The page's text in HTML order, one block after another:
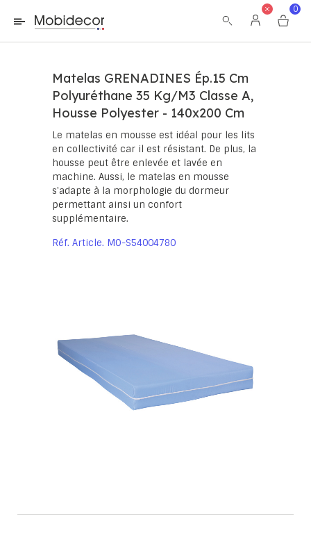
La boutique ne fonctionnera pas correctement dans le cas où
les cookies sont désactivés.
0
Matelas GRENADINES Ép.15 Cm
Polyuréthane 35 Kg/m3 Classe A,
Housse Polyester - 140x200 Cm
Le matelas en mousse est idéal pour les lits
en collectivité car il est résistant. De plus, la
housse peut être enlevée et lavée en
machine. Aussi, le matelas en mousse
s'adapte à la morphologie du dormeur
permettant ainsi un confort
supplémentaire.
Réf. Article MO-S54004780